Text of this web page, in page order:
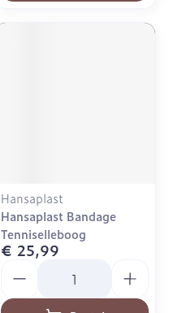
Hansaplast
Hansaplast Bandage
Tenniselleboog
€ 25,99